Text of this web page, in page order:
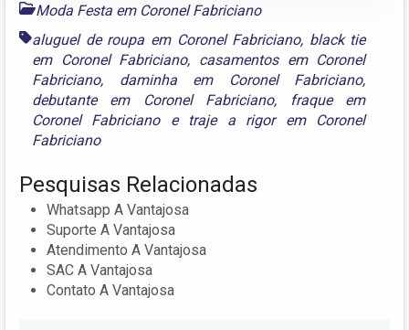
Moda Festa em Coronel Fabriciano
aluguel de roupa em Coronel Fabriciano, black tie
em Coronel Fabriciano, casamentos em Coronel
Fabriciano, daminha em Coronel Fabriciano,
debutante em Coronel Fabriciano,
fraque em
Coronel Fabricianoe traje a rigor em Coronel
Fabriciano
Pesquisas Relacionadas
Whatsapp A Vantajosa
Suporte A Vantajosa
Atendimento A Vantajosa
SAC A Vantajosa
Contato A Vantajosa